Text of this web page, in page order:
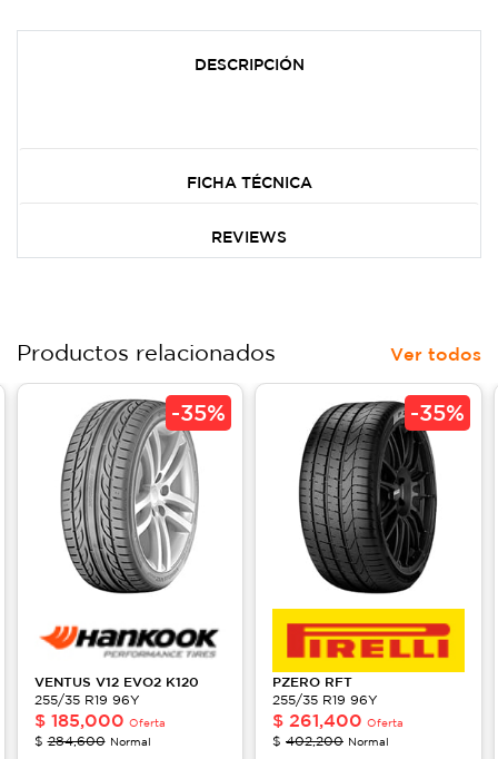
DESCRIPCIÓN
FICHA TÉCNICA
REVIEWS
Productos relacionados Ver todos
-35%
VENTUS V12 EVO2 K120
255/35 R19 96Y
$ 185,000 Oferta
$284,600 Normal
-35%
PZERO RFT
255/35 R19 96Y
$ 261,400 Oferta
$ 402,200 Normal